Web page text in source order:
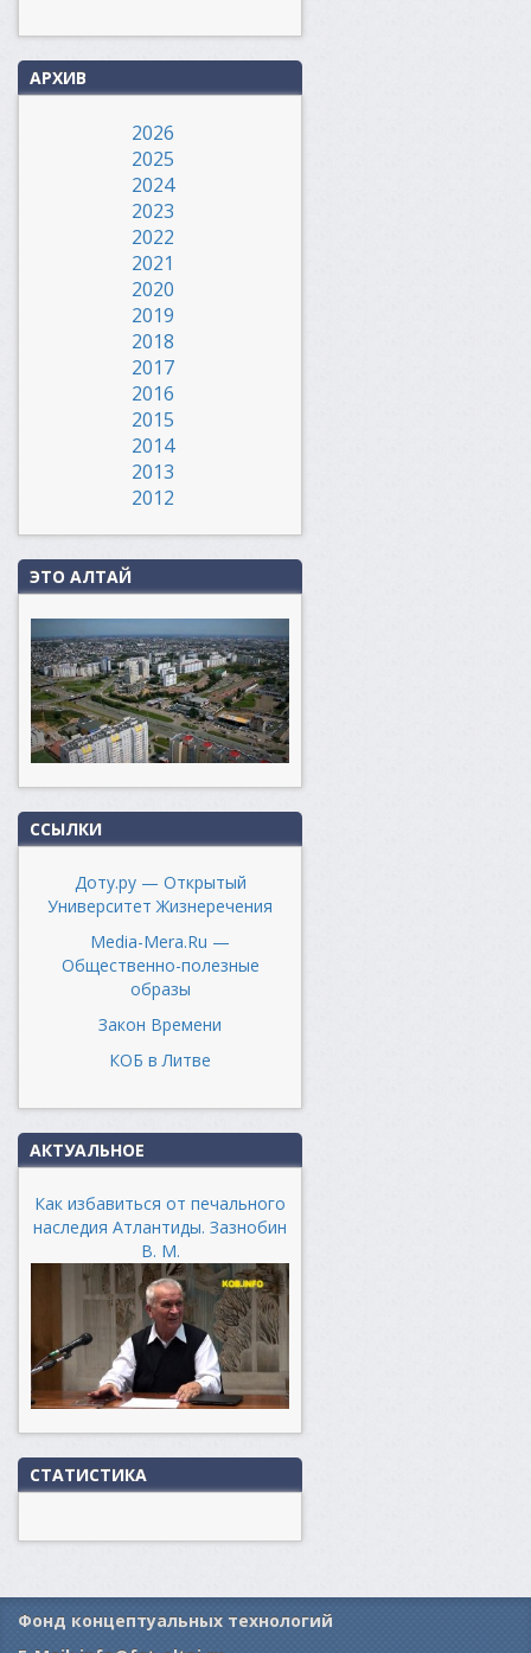
АРХИВ
2026
2025
2024
2023
2022
2021
2020
2019
2018
2017
2016
2015
2014
2013
2012
ЭТО АЛТАЙ
ССЫЛКИ
Доту.ру — Открытый
Университет Жизнеречения
Media-Mera.Ru —
Общественно-полезные
образы
Закон Времени
КОБ в Литве
АКТУАЛЬНОЕ
Как избавиться от печального
наследия Атлантиды. Зазнобин
В. М.
СТАТИСТИКА
Фонд концептуальных технологий